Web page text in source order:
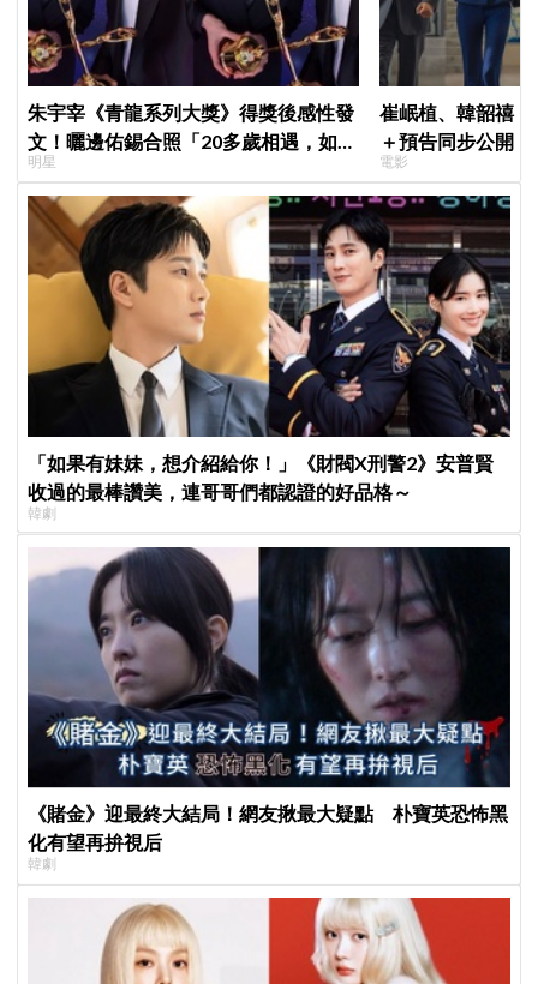
朱宇宰《青龍系列大獎》得獎後感性發
文！曬邊佑錫合照「20多歲相遇，如今
一起站上頒獎舞台」
明星
崔岷植、韓韶禧
＋預告同步公開
美女CEO
電影
「如果有妹妹，想介紹給你！」《財閥X刑警2》安普賢
收過的最棒讚美，連哥哥們都認證的好品格～
韓劇
《賭金》迎最終大結局！網友揪最大疑點 朴寶英恐怖黑
化有望再拚視后
韓劇